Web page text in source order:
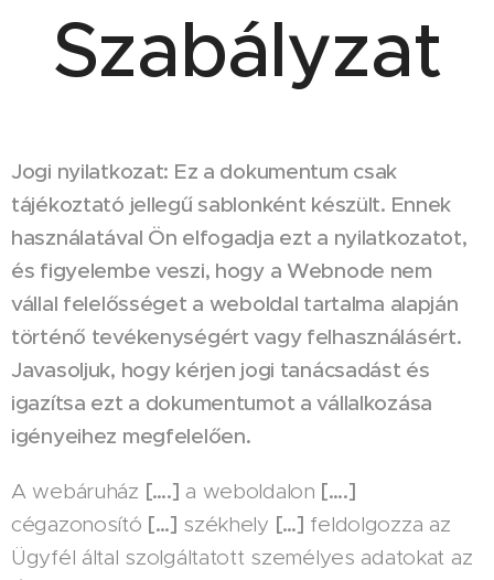
Szabályzat
Jogi nyilatkozat: Ez a dokumentum csak
tájékoztató jellegű sablonként készült. Ennek
használatával Ön elfogadja ezt a nyilatkozatot,
és figyelembe veszi, hogy a Webnode nem
vállal felelősséget a weboldal tartalma alapján
történő tevékenységért vagy felhasználásért.
Javasoljuk, hogy kérjen jogi tanácsadást és
igazítsa ezt a dokumentumot a vállalkozása
igényeihez megfelelően.
A webáruház [….] a weboldalon [….]
cégazonosító […] székhely […] feldolgozza az
Ügyfél által szolgáltatott személyes adatokat az